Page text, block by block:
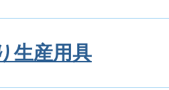
生産用具